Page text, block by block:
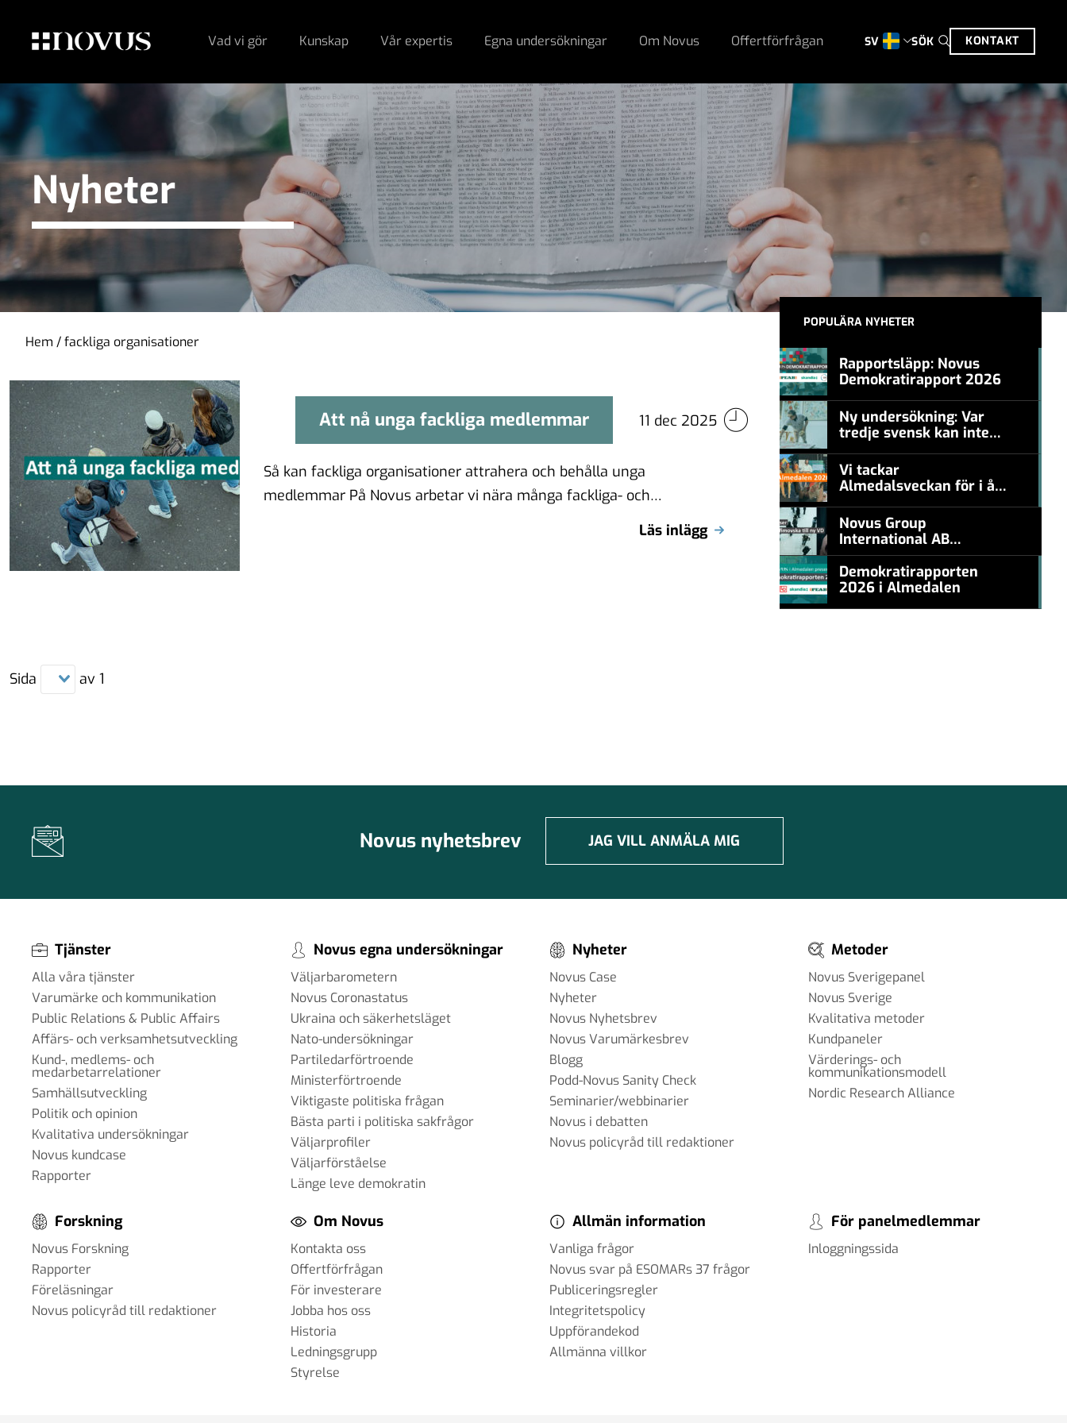
Vad vi gör Kunskap Vår expertis Egna undersökningar Om Novus Offertförfrågan SV SÖK KONTAKT
Nyheter
Hem /fackliga organisationer
Att nå unga fackliga medlemmar 11 dec 2025
Att nå unga fackliga medlemmar
Så kan fackliga organisationer attrahera och behålla unga
medlemmar På Novus arbetar vi nära många fackliga- och
Läs inlägg
POPULÄRA NYHETER
Rapportsläpp: Novus
Demokratirapport 2026
Ny undersökning: Var
tredje svensk kan inte
konstnär
#457a7b
Vi tackar
Almedalsveckan för i år!
Novus Group
International AB
appoints Ana
Serafimovska as new
CEO
Demokratirapporten
2026 i Almedalen
Sida av 1
Novus nyhetsbrev JAG VILL ANMÄLA MIG
Tjänster
Alla våra tjänster
Varumärke och kommunikation
Public Relations & Public Affairs
Affärs- och verksamhetsutveckling
Kund-, medlems- och
medarbetarrelationer
Samhällsutveckling
Politik och opinion
Kvalitativa undersökningar
Novus kundcase
Rapporter
Novus egna undersökningar
Väljarbarometern
Novus Coronastatus
Ukraina och säkerhetsläget
Nato-undersökningar
Partiledarförtroende
Ministerförtroende
Viktigaste politiska frågan
Bästa parti i politiska sakfrågor
Väljarprofiler
Väljarförståelse
Länge leve demokratin
Nyheter
Novus Case
Nyheter
Novus Nyhetsbrev
Novus Varumärkesbrev
Blogg
Podd-Novus Sanity Check
Seminarier/webbinarier
Novus i debatten
Novus policyråd till redaktioner
Metoder
Novus Sverigepanel
Novus Sverige
Kvalitativa metoder
Kundpaneler
Värderings- och
kommunikationsmodell
Nordic Research Alliance
Forskning
Novus Forskning
Rapporter
Föreläsningar
Novus policyråd till redaktioner
Om Novus
Kontakta oss
Offertförfrågan
För investerare
Jobba hos oss
Historia
Ledningsgrupp
Styrelse
Allmän information
Vanliga frågor
Novus svar på ESOMARs 37 frågor
Publiceringsregler
Integritetspolicy
Uppförandekod
Allmänna villkor
För panelmedlemmar
Inloggningssida